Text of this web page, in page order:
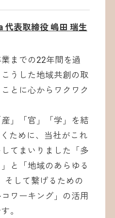
代表取締役 嶋田 瑞生
までの22年間を過
うした地域共創の取
とに心からワクワク
」「官」「学」を結
ために、当社がこれ
てまいりました「多
と「地域のあらゆる
そして繋げるための
ワーキング」の活用
。